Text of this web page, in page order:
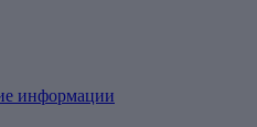
информации